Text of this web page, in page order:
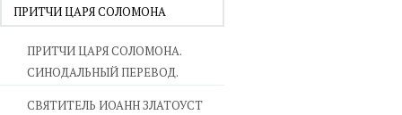
ПРИТЧИ ЦАРЯ СОЛОМОНА
ПРИТЧИ ЦАРЯ СОЛОМОНА.
СИНОДАЛЬНЫЙ ПЕРЕВОД.
СВЯТИТЕЛЬ ИОАНН ЗЛАТОУСТ